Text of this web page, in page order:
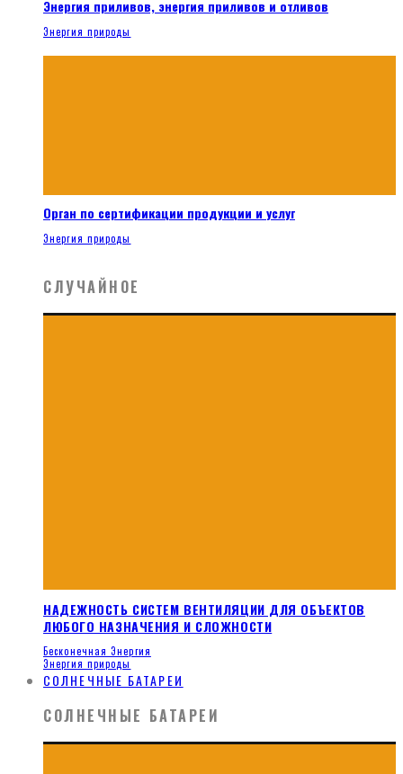
Энергия приливов, энергия приливов и отливов
Энергия природы
Орган по сертификации продукции и услуг
Энергия природы
СЛУЧАЙНОЕ
НАДЕЖНОСТЬ СИСТЕМ ВЕНТИЛЯЦИИ ДЛЯ ОБЪЕКТОВ
ЛЮБОГО НАЗНАЧЕНИЯ И СЛОЖНОСТИ
Бесконечная Энергия
Энергия природы
СОЛНЕЧНЫЕ БАТАРЕИ
СОЛНЕЧНЫЕ БАТАРЕИ